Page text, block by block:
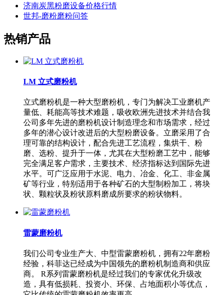
济南炭黑粉磨设备价格行情
世邦-磨粉磨粉问答
热销产品
LM 立式磨粉机
立式磨粉机是一种大型磨粉机，专门为解决工业磨机产
量低、耗能高等技术难题，吸收欧洲先进技术并结合我
公司多年先进的磨粉机设计制造理念和市场需求，经过
多年的潜心设计改进后的大型粉磨设备。立磨采用了合
理可靠的结构设计，配合先进工艺流程，集烘干、粉
磨、选粉、提升于一体，尤其在大型粉磨工艺中，能够
完全满足客户需求，主要技术、经济指标达到国际先进
水平。可广泛应用于水泥、电力、冶金、化工、非金属
矿等行业，特别适用于各种矿石的大型制粉加工，将块
状、颗粒状及粉状原料磨成所要求的粉状物料。
雷蒙磨粉机
我们公司专业生产大、中型雷蒙磨粉机，拥有22年磨粉
经验，科菲达已经成为中国领先的磨粉机制造商和供应
商。 R系列雷蒙磨粉机是经过我们的专家优化升级改
造，具有低损耗、投资小、环保、占地面积小等优点，